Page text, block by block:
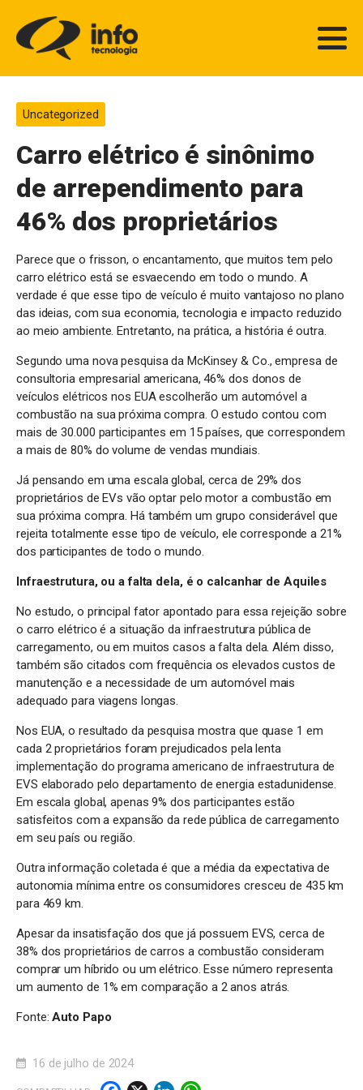
Uncategorized
Carro elétrico é sinônimo
de arrependimento para
46% dos proprietários
Parece que o frisson, o encantamento, que muitos tem pelo
carro elétrico está se esvaecendo em todo o mundo. A
verdade é que esse tipo de veículo é muito vantajoso no plano
das ideias, com sua economia, tecnologia e impacto reduzido
ao meio ambiente. Entretanto, na prática, a história é outra.
Segundo uma nova pesquisa da McKinsey & Co., empresa de
consultoria empresarial americana, 46% dos donos de
veículos elétricos nos EUA escolherão um automóvel a
combustão na sua próxima compra. O estudo contou com
mais de 30.000 participantes em 15 países, que correspondem
a mais de 80% do volume de vendas mundiais.
Já pensando em uma escala global, cerca de 29% dos
proprietários de EVs vão optar pelo motor a combustão em
sua próxima compra. Há também um grupo considerável que
rejeita totalmente esse tipo de veículo, ele corresponde a 21%
dos participantes de todo o mundo.
Infraestrutura, ou a falta dela, é o calcanhar de Aquiles
No estudo, o principal fator apontado para essa rejeição sobre
o carro elétrico é a situação da infraestrutura pública de
carregamento, ou em muitos casos a falta dela. Além disso,
também são citados com frequência os elevados custos de
manutenção e a necessidade de um automóvel mais
adequado para viagens longas.
Nos EUA, o resultado da pesquisa mostra que quase 1 em
cada 2 proprietários foram prejudicados pela lenta
implementação do programa americano de infraestrutura de
EVS elaborado pelo departamento de energia estadunidense.
Em escala global, apenas 9% dos participantes estão
satisfeitos com a expansão da rede pública de carregamento
em seu país ou região.
Outra informação coletada é que a média da expectativa de
autonomia mínima entre os consumidores cresceu de 435 km
para 469 km.
Apesar da insatisfação dos que já possuem EVS, cerca de
38% dos proprietários de carros a combustão consideram
comprar um híbrido ou um elétrico. Esse número representa
um aumento de 1% em comparação a 2 anos atrás.
Fonte:Auto Papo
16 de julho de 2024